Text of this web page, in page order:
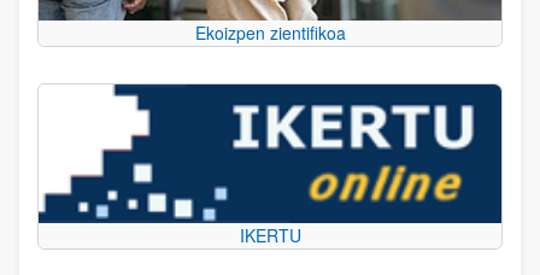
Ekoizpen zientifikoa
IKERTU